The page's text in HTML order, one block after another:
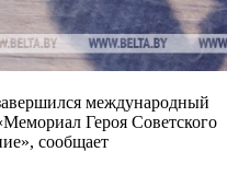
международный
Героя Советского
сообщает